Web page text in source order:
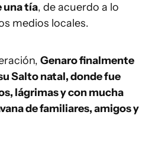
una tía, de acuerdo a lo
medios locales.
Genaro finalmente
Salto natal, donde fue
lágrimas y con mucha
de familiares, amigos y